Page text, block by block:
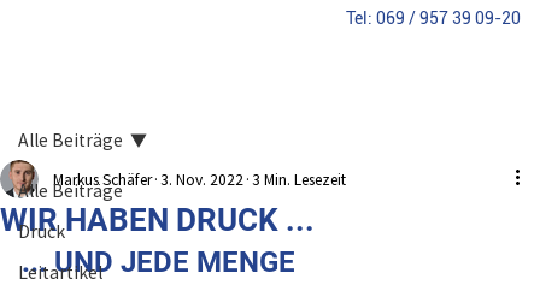
​Tel: 069 / 957 39 09-20
Alle Beiträge
Druck
Leitartikel
Alle Beiträge
WIR HABEN DRUCK ...
Markus Schäfer 3. Nov. 2022 3 Min. Lesezeit
... UND JEDE MENGE